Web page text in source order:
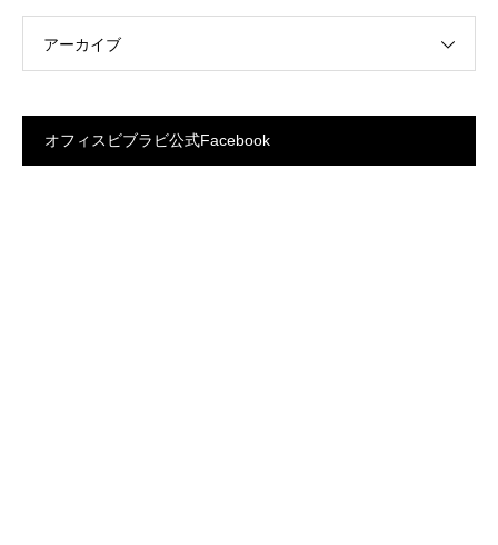
アーカイブ
オフィスビブラビ公式Facebook